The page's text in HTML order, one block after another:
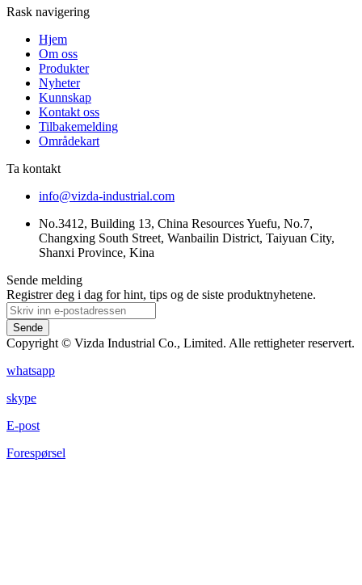
Rask navigering
Hjem
Om oss
Produkter
Nyheter
Kunnskap
Kontakt oss
Tilbakemelding
Områdekart
Ta kontakt
info@vizda-industrial.com
No.3412, Building 13, China Resources Yuefu, No.7,
Changxing South Street, Wanbailin District, Taiyuan City,
Shanxi Province, Kina
Sende melding
Registrer deg i dag for hint, tips og de siste produktnyhetene.
Sende
Copyright © Vizda Industrial Co., Limited. Alle rettigheter reservert.
whatsapp
skype
E-post
Forespørsel